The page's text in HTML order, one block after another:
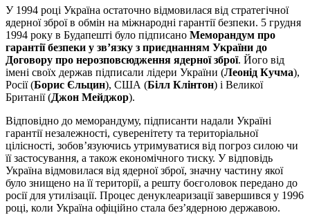
У 1994 році Україна остаточно відмовилася від стратегічної
ядерної зброї в обмін на міжнародні гарантії безпеки. 5 грудня
1994 року в Будапешті було підписано Меморандум про
гарантії безпеки у зв’язку з приєднанням України до
Договору про нерозповсюдження ядерної зброї. Його від
імені своїх держав підписали лідери України (Леонід Кучма),
Росії (Борис Єльцин), США (Білл Клінтон) і Великої
Британії (Джон Мейджор).
Відповідно до меморандуму, підписанти надали Україні
гарантії незалежності, суверенітету та територіальної
цілісності, зобов’язуючись утримуватися від погроз силою чи
її застосування, а також економічного тиску. У відповідь
Україна відмовилася від ядерної зброї, значну частину якої
було знищено на її території, а решту боєголовок передано до
росії для утилізації. Процес денуклеаризації завершився у 1996
році, коли Україна офіційно стала без’ядерною державою.